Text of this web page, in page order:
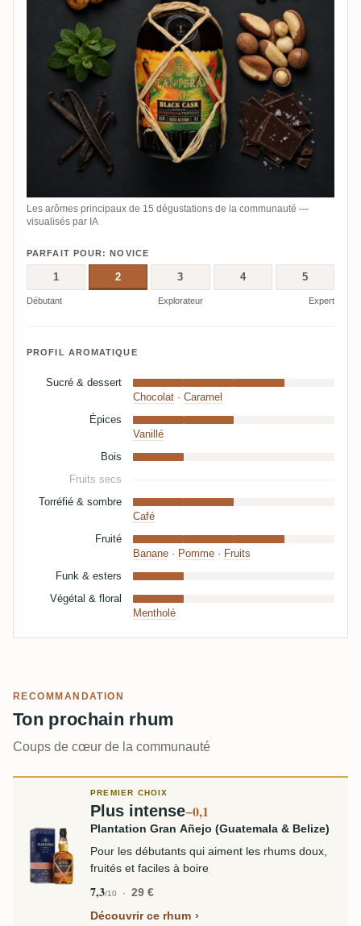
Les arômes principaux de 15 dégustations de la communauté —
visualisés par IA
PARFAIT POUR: NOVICE
1 2 3 4 5
Débutant Explorateur Expert
PROFIL AROMATIQUE
Sucré & dessert
Chocolat · Caramel
Épices
Vanillé
Bois
Fruits secs
Torréfié & sombre
Café
Fruité
Banane · Pomme · Fruits
Funk & esters
Végétal & floral
Mentholé
RECOMMANDATION
Ton prochain rhum
Coups de cœur de la communauté
PREMIER CHOIX
Plus intense−0,1
Plantation Gran Añejo (Guatemala & Belize)
Pour les débutants qui aiment les rhums doux,
fruités et faciles à boire
7,3/10
29 €
Découvrir ce rhum